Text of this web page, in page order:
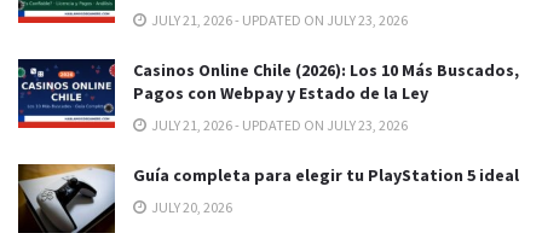
JULY 21, 2026 - UPDATED ON JULY 23, 2026
Casinos Online Chile (2026): Los 10 Más Buscados,
Pagos con Webpay y Estado de la Ley
JULY 21, 2026 - UPDATED ON JULY 23, 2026
Guía completa para elegir tu PlayStation 5 ideal
JULY 20, 2026